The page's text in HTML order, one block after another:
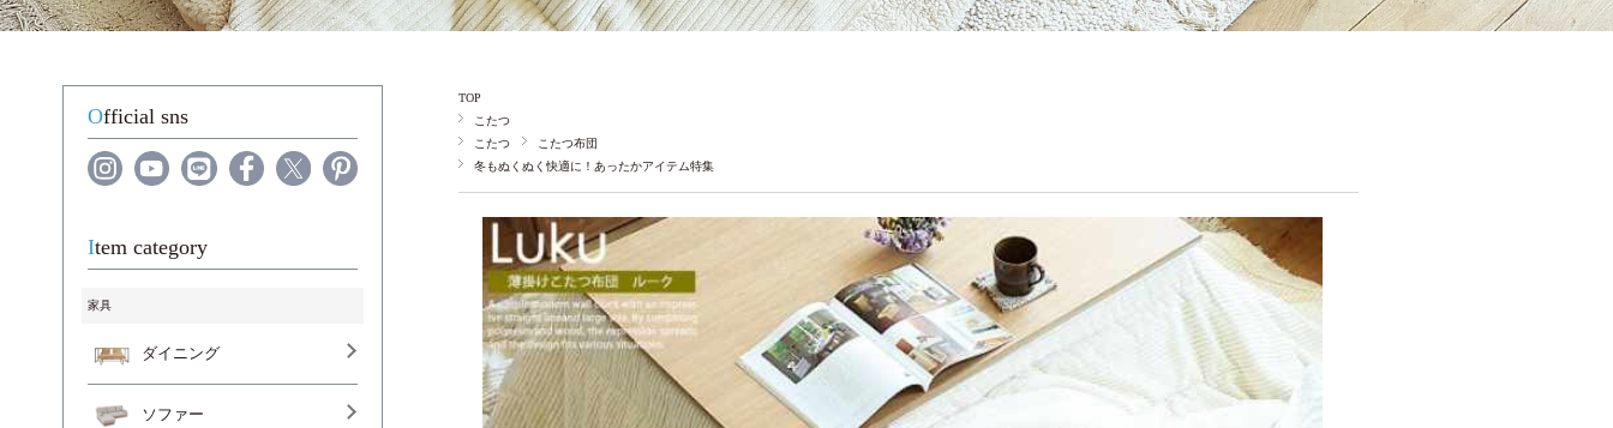
TOP
こたつ
こたつ
こたつ布団
冬もぬくぬく快適に！あったかアイテム特集
Official sns
Item category
家具
ダイニング
ソファー